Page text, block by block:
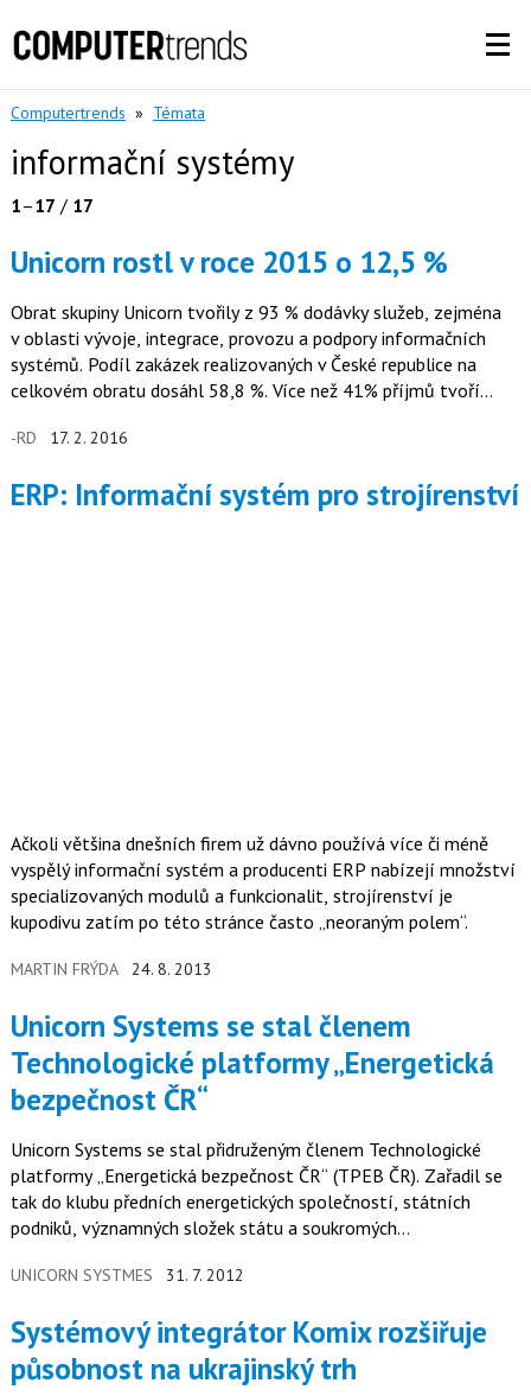
Computertrends » Témata
informační systémy
1–17 / 17
Unicorn rostl v roce 2015 o 12,5 %
Obrat skupiny Unicorn tvořily z 93 % dodávky služeb, zejména
v oblasti vývoje, integrace, provozu a podpory informačních
systémů. Podíl zakázek realizovaných v České republice na
celkovém obratu dosáhl 58,8 %. Více než 41% příjmů tvoří
-RD 17. 2. 2016
ERP: Informační systém pro strojírenství
Ačkoli většina dnešních firem už dávno používá více či méně
vyspělý informační systém a producenti ERP nabízejí množství
specializovaných modulů a funkcionalit, strojírenství je
kupodivu zatím po této stránce často „neoraným polem“.
MARTIN FRÝDA 24. 8. 2013
Unicorn Systems se stal členem
Technologické platformy „Energetická
bezpečnost ČR“
Unicorn Systems se stal přidruženým členem Technologické
platformy „Energetická bezpečnost ČR“ (TPEB ČR). Zařadil se
tak do klubu předních energetických společností, státních
podniků, významných složek státu a soukromých
rozvoj, výzkum a vývoj v oblasti energetické bezpečnosti.
UNICORN SYSTMES 31. 7. 2012
Systémový integrátor Komix rozšiřuje
působnost na ukrajinský trh